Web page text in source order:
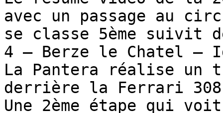
avec un passage au
se classe 5ème suivit
4 – Berze le Chatel –
La Pantera réalise un
derrière la Ferrari
Une 2ème étape qui